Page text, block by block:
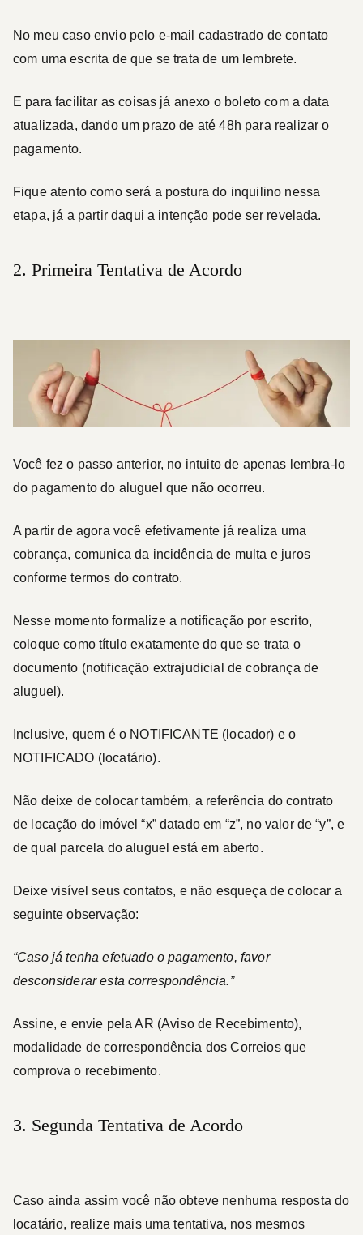
No meu caso envio pelo e-mail cadastrado de contato
com uma escrita de que se trata de um lembrete.
E para facilitar as coisas já anexo o boleto com a data
atualizada, dando um prazo de até 48h para realizar o
pagamento.
Fique atento como será a postura do inquilino nessa
etapa, já a partir daqui a intenção pode ser revelada.
2. Primeira Tentativa de Acordo
Você fez o passo anterior, no intuito de apenas lembra-lo
do pagamento do aluguel que não ocorreu.
A partir de agora você efetivamente já realiza uma
cobrança, comunica da incidência de multa e juros
conforme termos do contrato.
Nesse momento formalize a notificação por escrito,
coloque como título exatamente do que se trata o
documento (notificação extrajudicial de cobrança de
aluguel).
Inclusive, quem é o NOTIFICANTE (locador) e o
NOTIFICADO (locatário).
Não deixe de colocar também, a referência do contrato
de locação do imóvel “x” datado em “z”, no valor de “y”, e
de qual parcela do aluguel está em aberto.
Deixe visível seus contatos, e não esqueça de colocar a
seguinte observação:
“Caso já tenha efetuado o pagamento, favor
desconsiderar esta correspondência.”
Assine, e envie pela AR (Aviso de Recebimento),
modalidade de correspondência dos Correios que
comprova o recebimento.
3. Segunda Tentativa de Acordo
Caso ainda assim você não obteve nenhuma resposta do
locatário, realize mais uma tentativa, nos mesmos